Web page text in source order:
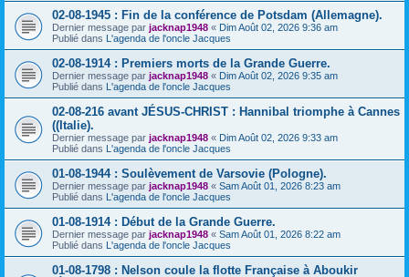
02-08-1945 : Fin de la conférence de Potsdam (Allemagne).
Dernier message par jacknap1948 « Dim Août 02, 2026 9:36 am
Publié dans L'agenda de l'oncle Jacques
02-08-1914 : Premiers morts de la Grande Guerre.
Dernier message par jacknap1948 « Dim Août 02, 2026 9:35 am
Publié dans L'agenda de l'oncle Jacques
02-08-216 avant JÉSUS-CHRIST : Hannibal triomphe à Cannes
((Italie).
Dernier message par jacknap1948 « Dim Août 02, 2026 9:33 am
Publié dans L'agenda de l'oncle Jacques
01-08-1944 : Soulèvement de Varsovie (Pologne).
Dernier message par jacknap1948 « Sam Août 01, 2026 8:23 am
Publié dans L'agenda de l'oncle Jacques
01-08-1914 : Début de la Grande Guerre.
Dernier message par jacknap1948 « Sam Août 01, 2026 8:22 am
Publié dans L'agenda de l'oncle Jacques
01-08-1798 : Nelson coule la flotte Française à Aboukir